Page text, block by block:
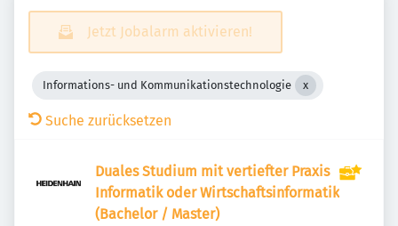
Jetzt Jobalarm aktivieren!
Informations- und Kommunikationstechnologie
Suche zurücksetzen
Duales Studium mit vertiefter Praxis
Informatik oder Wirtschaftsinformatik
(Bachelor / Master)